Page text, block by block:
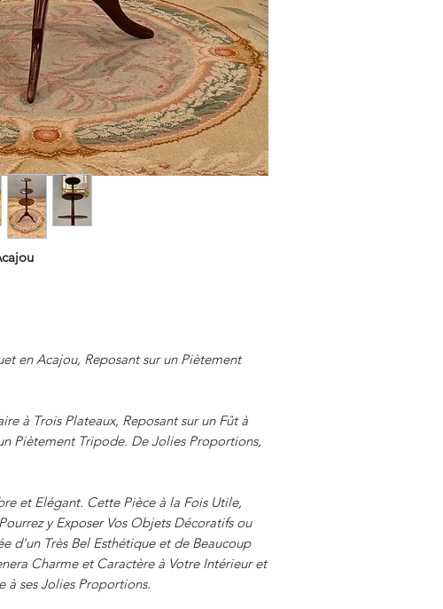
en Acajou, Reposant sur un Piètement
à Trois Plateaux, Reposant sur un Fût à
Piètement Tripode. De Jolies Proportions,
et Elégant. Cette Pièce à la Fois Utile,
y Exposer Vos Objets Décoratifs ou
d'un Très Bel Esthétique et de Beaucoup
Charme et Caractère à Votre Intérieur et
à ses Jolies Proportions.